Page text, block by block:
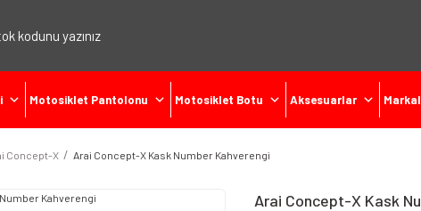
Motosiklet Pantolonu Motosiklet Botu Aksesuarlar
Concept-X Arai Concept-X Kask Number Kahverengi
Arai Concept-X Kask